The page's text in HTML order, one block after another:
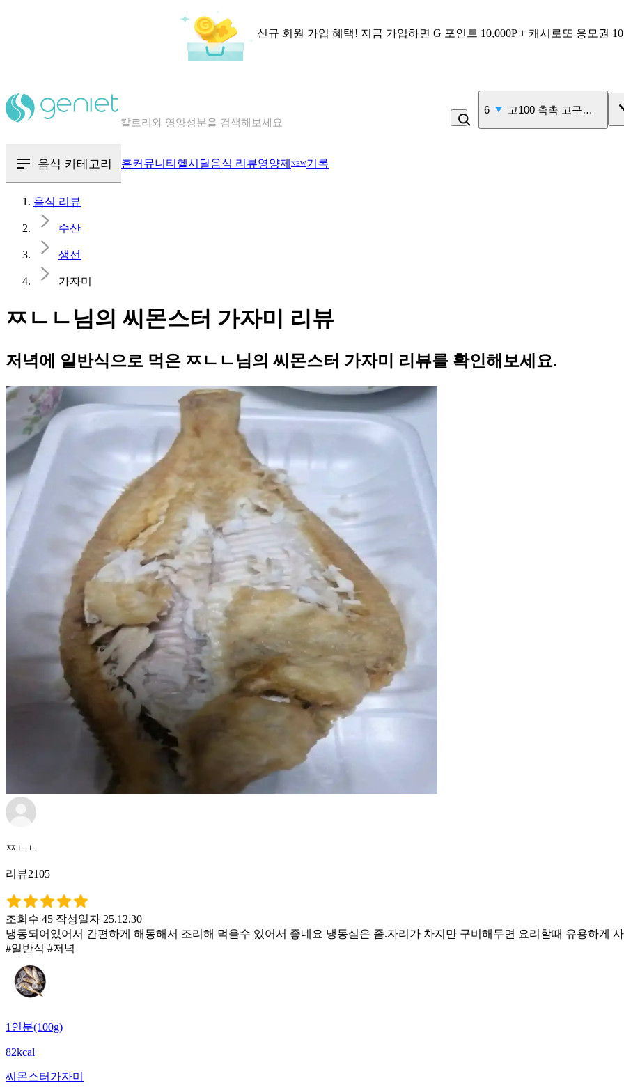
신규 회원 가입 혜택! 지금 가입하면 G 포인트 10,000P + 캐시로또 응모권
음식 · 영양제 리뷰를 찾아보세요
7 계란
음식 카테고리 홈커뮤니티 헬시딜음식 리뷰영양제 NEW기록
음식 리뷰
수산
생선
가자미
ㅉㄴㄴ님의 씨몬스터 가자미 리뷰
저녁에 일반식으로 먹은 ㅉㄴㄴ님의 씨몬스터 가자미 리뷰를 확인해보세요.
ㅉㄴㄴ
리뷰2105
조회수 45 작성일자 25.12.30
냉동되어있어서 간편하게 해동해서 조리해 먹을수 있어서 좋네요 냉동실은 좀.자리가 차지만 구비해두면 요리할때 유용하게
#일반식 #저녁
1인분(100g)
82kcal
씨몬스터 가자미